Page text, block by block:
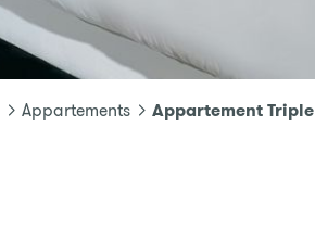
Appartements Appartement Triple